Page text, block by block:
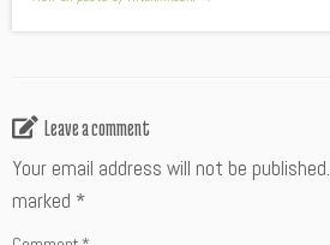
Leave a comment
Your email address will not be published.
marked *